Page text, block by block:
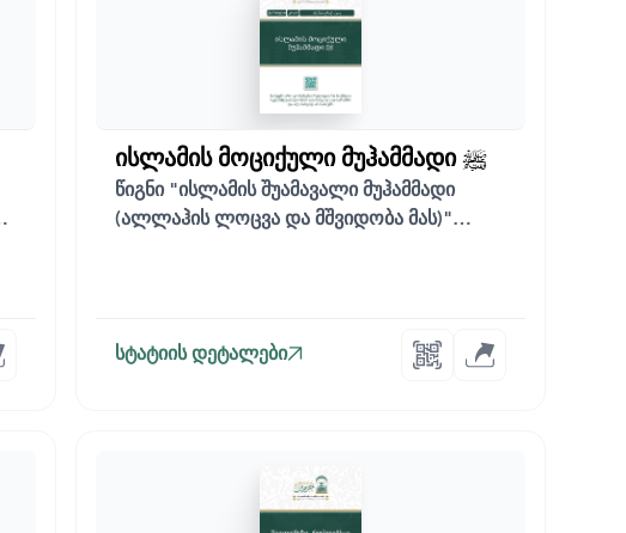
ისლამის მოციქული მუჰამმადი ﷺ
წიგნი "ისლამის შუამავალი მუჰამმადი
(ალლაჰის ლოცვა და მშვიდობა მას)"
სტატიის დეტალები